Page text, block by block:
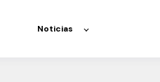
Noticias